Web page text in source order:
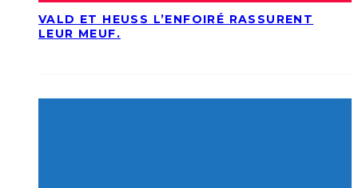
VALD ET HEUSS L’ENFOIRÉ RASSURENT
LEUR MEUF.